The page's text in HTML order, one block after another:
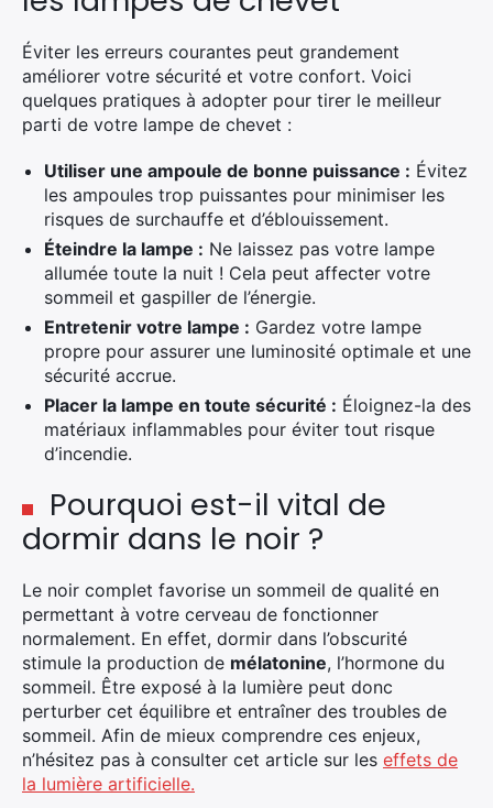
Éviter les erreurs courantes peut grandement
améliorer votre sécurité et votre confort. Voici
quelques pratiques à adopter pour tirer le meilleur
parti de votre lampe de chevet :
Utiliser une ampoule de bonne puissance : Évitez
les ampoules trop puissantes pour minimiser les
risques de surchauffe et d’éblouissement.
Éteindre la lampe : Ne laissez pas votre lampe
allumée toute la nuit ! Cela peut affecter votre
sommeil et gaspiller de l’énergie.
Entretenir votre lampe : Gardez votre lampe
propre pour assurer une luminosité optimale et une
sécurité accrue.
Placer la lampe en toute sécurité : Éloignez-la des
matériaux inflammables pour éviter tout risque
d’incendie.
Pourquoi est-il vital de
dormir dans le noir ?
Le noir complet favorise un sommeil de qualité en
permettant à votre cerveau de fonctionner
normalement. En effet, dormir dans l’obscurité
stimule la production de mélatonine, l’hormone du
sommeil. Être exposé à la lumière peut donc
perturber cet équilibre et entraîner des troubles de
sommeil. Afin de mieux comprendre ces enjeux,
n’hésitez pas à consulter cet article sur les effets de
la lumière artificielle.
×